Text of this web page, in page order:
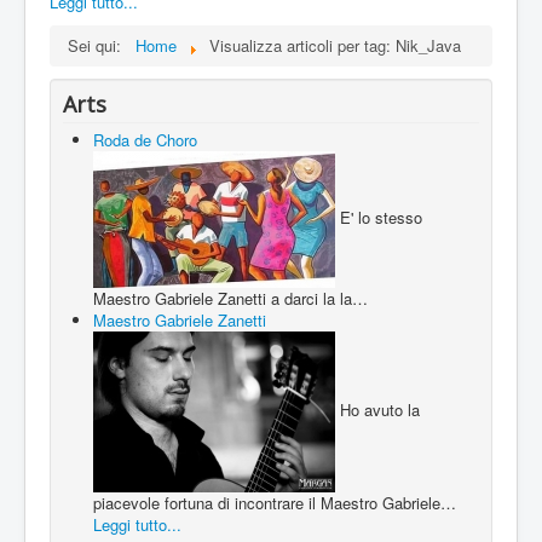
Sei qui:
Home Visualizza articoli per tag: Nik_Java
Arts
Roda de Choro
E' lo stesso
Maestro Gabriele Zanetti a darci la la…
Maestro Gabriele Zanetti
Ho avuto la
piacevole fortuna di incontrare il Maestro Gabriele…
Leggi tutto...